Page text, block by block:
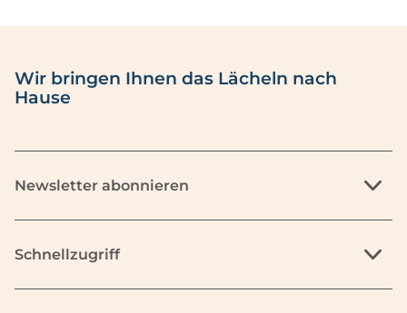
Wir bringen Ihnen das Lächeln nach
Hause
Newsletter abonnieren
Schnellzugriff